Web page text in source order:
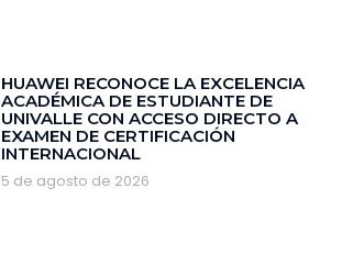
HUAWEI RECONOCE LA EXCELENCIA
ACADÉMICA DE ESTUDIANTE DE
UNIVALLE CON ACCESO DIRECTO A
EXAMEN DE CERTIFICACIÓN
INTERNACIONAL
5 de agosto de 2026